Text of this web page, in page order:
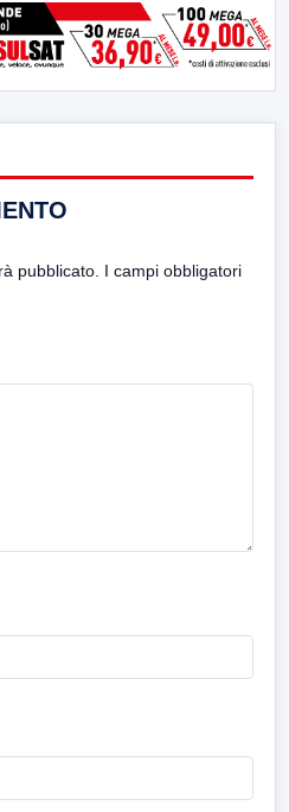
pubblicato. I campi obbligatori